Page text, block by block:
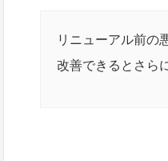
リニューアル前の
改善できるとさら